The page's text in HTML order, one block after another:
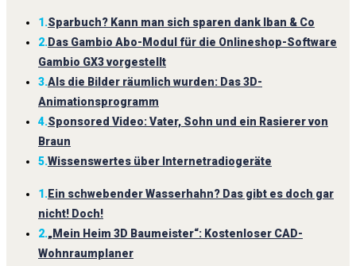
1.Sparbuch? Kann man sich sparen dank Iban & Co
2.Das Gambio Abo-Modul für die Onlineshop-Software
Gambio GX3 vorgestellt
3.Als die Bilder räumlich wurden: Das 3D-
Animationsprogramm
4.Sponsored Video: Vater, Sohn und ein Rasierer von
Braun
5.Wissenswertes über Internetradiogeräte
1.Ein schwebender Wasserhahn? Das gibt es doch gar
nicht! Doch!
2.„Mein Heim 3D Baumeister“: Kostenloser CAD-
Wohnraumplaner